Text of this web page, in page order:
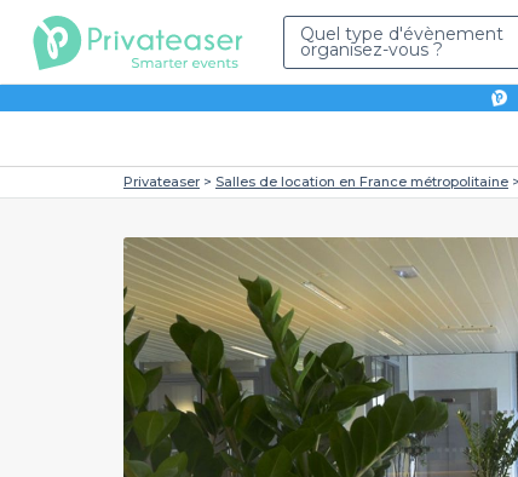
Quel type d'évènement
organisez-vous ?
Privateaser Salles de location en France métropolitaine